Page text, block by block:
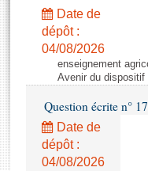
Propositions de loi
Amendements
Textes adoptés
Rapports législatifs
Rapports sur
Histoire
Juniors
Anciennes
Contacts et plan
Photos libres de
Date de
dépôt :
04/08/2026
enseignement
Avenir du
Question écrite n°
Date de
dépôt :
04/08/2026